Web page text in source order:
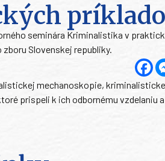
seminára Kriminalistika v
Slovenskej republiky.
mechanoskopie,
prispeli k ich odbornému vzdelaniu